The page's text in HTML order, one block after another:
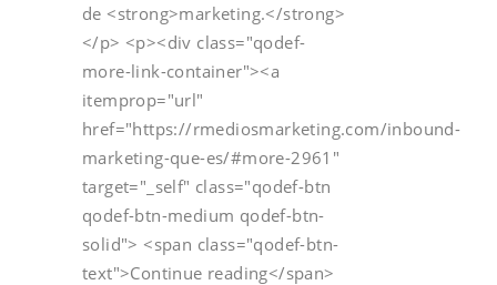
de <strong>marketing.</strong>
</p> <p><div class="qodef-
more-link-container"><a
itemprop="url"
href="https://rmediosmarketing.com/inbound-
marketing-que-es/#more-2961"
target="_self" class="qodef-btn
qodef-btn-medium qodef-btn-
solid"> <span class="qodef-btn-
text">Continue reading</span>